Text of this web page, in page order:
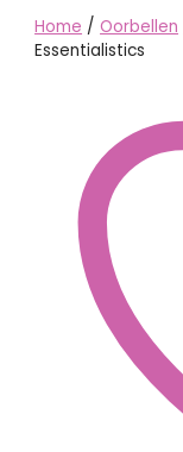
Home /Oorbellen
Essentialistics